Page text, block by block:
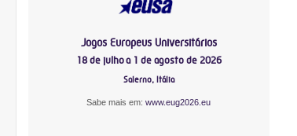
Jogos Europeus Universitários
18 de julho a 1 de agosto de 2026
Salerno, Itália
Sabe mais em:www.eug2026.eu